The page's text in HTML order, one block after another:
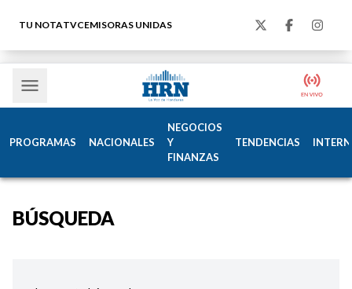
TU NOTATVCEMISORAS UNIDAS
PROGRAMAS NACIONALES
NEGOCIOS
Y
FINANZAS
TENDENCIAS
BÚSQUEDA